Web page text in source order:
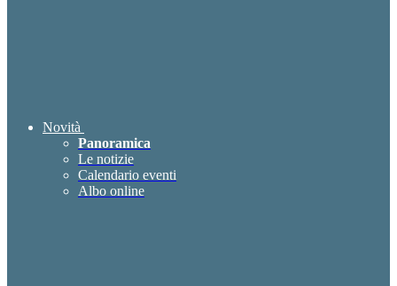
Novità
Panoramica
Le notizie
Calendario eventi
Albo online